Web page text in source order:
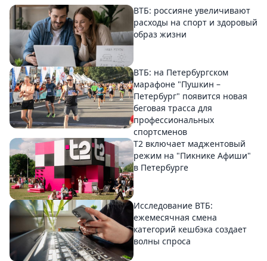
ВТБ: россияне увеличивают
расходы на спорт и здоровый
образ жизни
ВТБ: на Петербургском
марафоне "Пушкин –
Петербург" появится новая
беговая трасса для
профессиональных
спортсменов
Т2 включает маджентовый
режим на "Пикнике Афиши"
в Петербурге
Исследование ВТБ:
ежемесячная смена
категорий кешбэка создает
волны спроса